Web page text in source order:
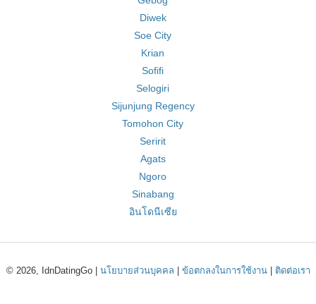
Diwek
Soe City
Krian
Sofifi
Selogiri
Sijunjung Regency
Tomohon City
Seririt
Agats
Ngoro
Sinabang
อินโดนีเซีย
© 2026, IdnDatingGo | นโยบายส่วนบุคคล ข้อตกลงในการใช้งาน| ติดต่อเรา